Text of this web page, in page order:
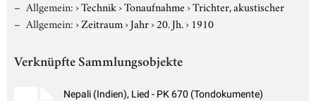
Allgemein:›Technik›Tonaufnahme›Trichter, akustischer
Allgemein:›Zeitraum›Jahr›20. Jh.› 1910
Verknüpfte Sammlungsobjekte
Nepali (Indien), Lied - PK 670 (Tondokumente)